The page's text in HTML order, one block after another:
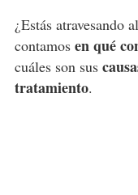
¿Estás atravesando
contamos en qué
cuáles son sus
tratamiento.